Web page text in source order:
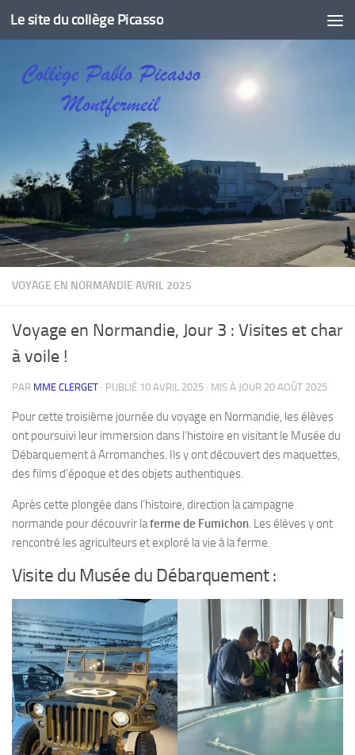
Skip to content
Le site du collège Picasso
VOYAGE EN NORMANDIE AVRIL 2025
Voyage en Normandie, Jour 3 : Visites et char
à voile !
PAR MME CLERGET · PUBLIÉ 10 AVRIL 2025 · MIS À JOUR 20 AOÛT 2025
Pour cette troisième journée du voyage en Normandie, les élèves
ont poursuivi leur immersion dans l’histoire en visitant le Musée du
Débarquement à Arromanches. Ils y ont découvert des maquettes,
des films d’époque et des objets authentiques.
Après cette plongée dans l’histoire, direction la campagne
normande pour découvrir laferme de Fumichon. Les élèves y ont
rencontré les agriculteurs et exploré la vie à la ferme.
Visite du Musée du Débarquement :